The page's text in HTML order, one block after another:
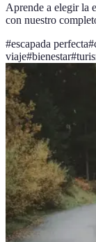
Aprende a elegir la
con nuestro
#escapada perfecta#
viaje#bienestar#